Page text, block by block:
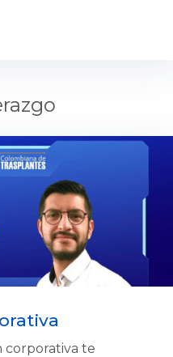
seguir siendo
esto, en el curso
de agilidad.
corporativa te